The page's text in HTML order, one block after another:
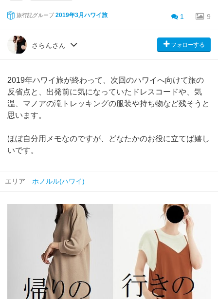
旅行記グループ 2019年3月ハワイ旅 1 9
さらんさん フォローする
2019年ハワイ旅が終わって、次回のハワイへ向けて旅の
反省点と、出発前に気になっていたドレスコードや、気
温、マノアの滝トレッキングの服装や持ち物など残そうと
思います。
ほぼ自分用メモなのですが、どなたかのお役に立てば嬉し
いです。
エリア ホノルル(ハワイ)